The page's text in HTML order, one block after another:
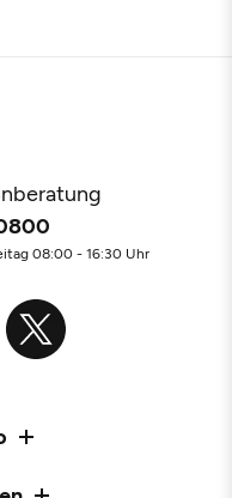
08:00 - 16:30 Uhr